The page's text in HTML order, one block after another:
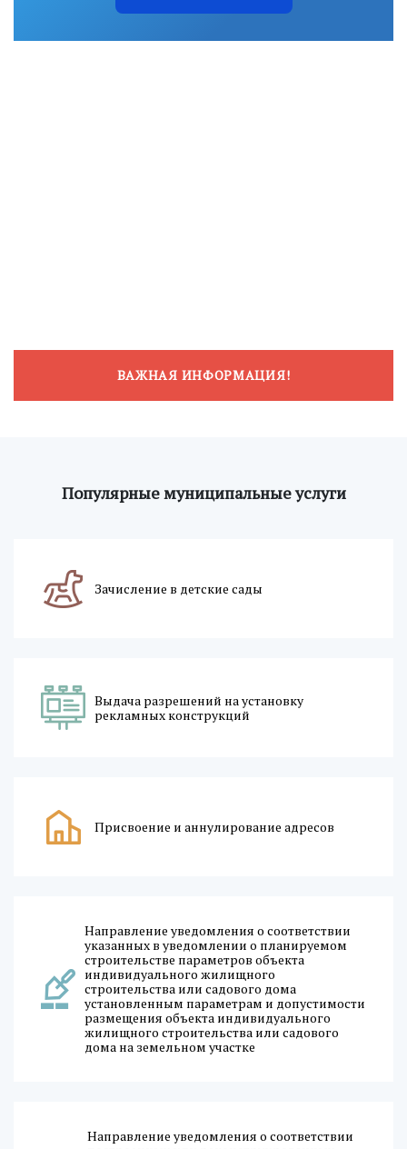
ВАЖНАЯ ИНФОРМАЦИЯ!
Популярные муниципальные услуги
Зачисление в детские сады
Выдача разрешений на установку
рекламных конструкций
Присвоение и аннулирование адресов
Направление уведомления о соответствии
указанных в уведомлении о планируемом
строительстве параметров объекта
индивидуального жилищного
строительства или садового дома
установленным параметрам и допустимости
размещения объекта индивидуального
жилищного строительства или садового
дома на земельном участке
Направление уведомления о соответствии